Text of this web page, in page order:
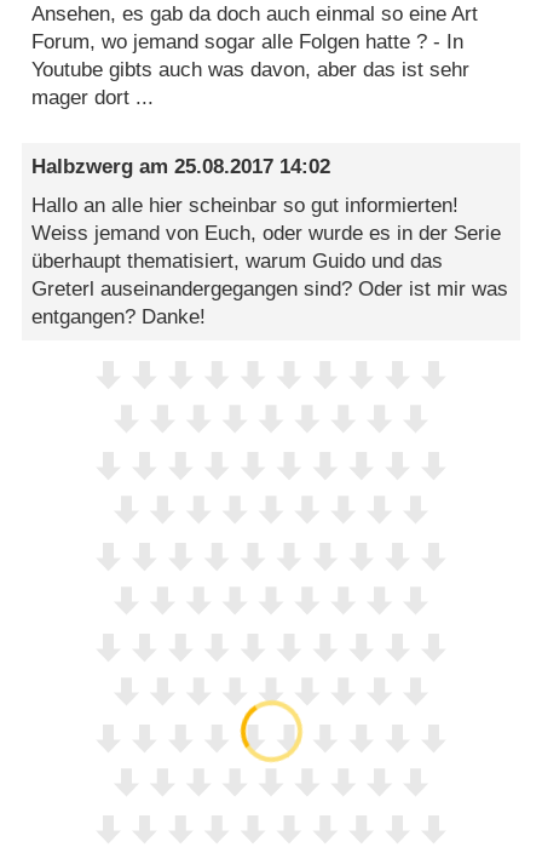
Ansehen, es gab da doch auch einmal so eine Art
Forum, wo jemand sogar alle Folgen hatte ? - In
Youtube gibts auch was davon, aber das ist sehr
mager dort ...
Halbzwerg am25.08.2017 14:02
Hallo an alle hier scheinbar so gut informierten!
Weiss jemand von Euch, oder wurde es in der Serie
überhaupt thematisiert, warum Guido und das
Greterl auseinandergegangen sind? Oder ist mir was
entgangen? Danke!